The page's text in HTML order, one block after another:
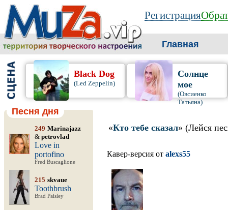
Регистрация
Главная
Black Dog
(Led Zeppelin)
Солнце
мое
(Овсиенко
Татьяна)
Песня дня
249 Marinajazz
& petrovlad
Love in
portofino
Fred Buscaglione
215 skvaue
Toothbrush
Brad Paisley
«Кто тебе сказал» (Лейся
Кавер-версия от alexs55